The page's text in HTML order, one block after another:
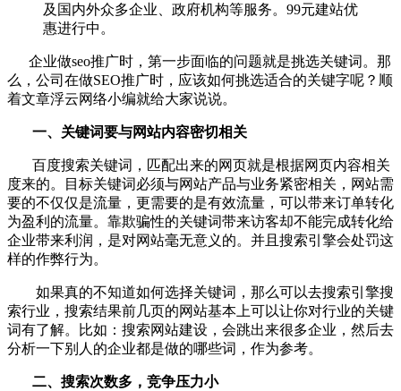
及国内外众多企业、政府机构等服务。99元建站优
惠进行中。
企业做seo推广时，第一步面临的问题就是挑选关键词。那
么，公司在做SEO推广时，应该如何挑选适合的关键字呢？顺
着文章浮云网络小编就给大家说说。
一、关键词要与网站内容密切相关
百度搜索关键词，匹配出来的网页就是根据网页内容相关
度来的。目标关键词必须与网站产品与业务紧密相关，网站需
要的不仅仅是流量，更需要的是有效流量，可以带来订单转化
为盈利的流量。靠欺骗性的关键词带来访客却不能完成转化给
企业带来利润，是对网站毫无意义的。并且搜索引擎会处罚这
样的作弊行为。
如果真的不知道如何选择关键词，那么可以去搜索引擎搜
索行业，搜索结果前几页的网站基本上可以让你对行业的关键
词有了解。比如：搜索网站建设，会跳出来很多企业，然后去
分析一下别人的企业都是做的哪些词，作为参考。
二、搜索次数多，竞争压力小